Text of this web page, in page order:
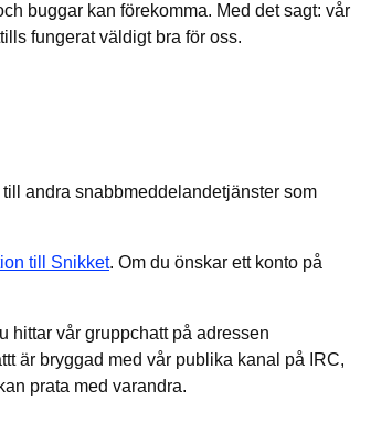
buggar kan förekomma. Med det sagt: vår
fungerat väldigt bra för oss.
andra snabbmeddelandetjänster som
till Snikket. Om du önskar ett konto på
hittar vår gruppchatt på adressen
är bryggad med vår publika kanal på IRC,
prata med varandra.